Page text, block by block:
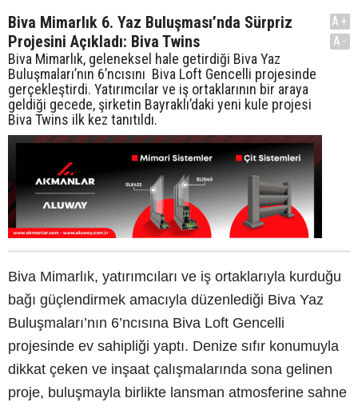
Biva Mimarlık 6. Yaz Buluşması’nda Sürpriz
Projesini Açıkladı: Biva Twins
Biva Mimarlık, geleneksel hale getirdiği Biva Yaz
Buluşmaları’nın 6’ncısını Biva Loft Gencelli projesinde
gerçekleştirdi. Yatırımcılar ve iş ortaklarının bir araya
geldiği gecede, şirketin Bayraklı’daki yeni kule projesi
Biva Twins ilk kez tanıtıldı.
A+
A-
Biva Mimarlık, yatırımcıları ve iş ortaklarıyla kurduğu
bağı güçlendirmek amacıyla düzenlediği Biva Yaz
Buluşmaları’nın 6’ncısına Biva Loft Gencelli
projesinde ev sahipliği yaptı. Denize sıfır konumuyla
dikkat çeken ve inşaat çalışmalarında sona gelinen
proje, buluşmayla birlikte lansman atmosferine sahne